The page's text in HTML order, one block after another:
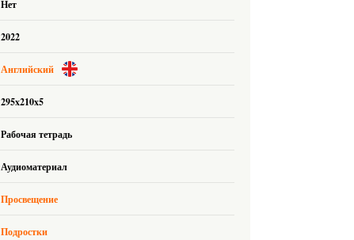
Нет
2022
Английский
295x210x5
Рабочая тетрадь
Аудиоматериал
Просвещение
Подростки